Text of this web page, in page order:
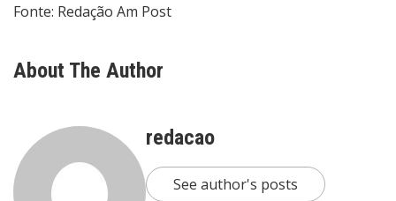
Fonte: Redação Am Post
About The Author
redacao
See author's posts